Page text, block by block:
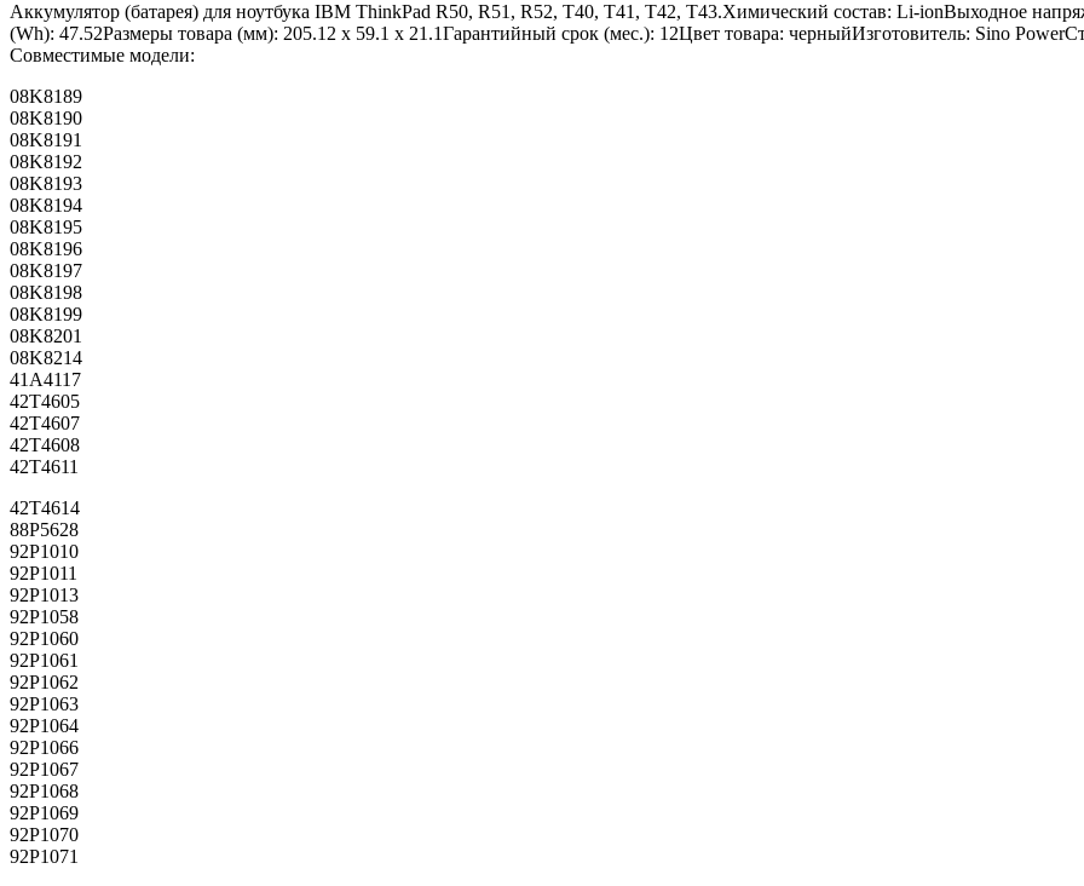
Аккумулятор (батарея) для ноутбука IBM ThinkPad R50, R51, R52, T40, T41, T42, T43.Химический состав: Li-ionВыходное
(Wh): 47.52Размеры товара (мм): 205.12 x 59.1 x 21.1Гарантийный срок (мес.): 12Цвет товара: черныйИзготовитель: Sino
Совместимые модели:
08K8189
08K8190
08K8191
08K8192
08K8193
08K8194
08K8195
08K8196
08K8197
08K8198
08K8199
08K8201
08K8214
41A4117
42T4605
42T4607
42T4608
42T4611
42T4614
88P5628
92P1010
92P1011
92P1013
92P1058
92P1060
92P1061
92P1062
92P1063
92P1064
92P1066
92P1067
92P1068
92P1069
92P1070
92P1071